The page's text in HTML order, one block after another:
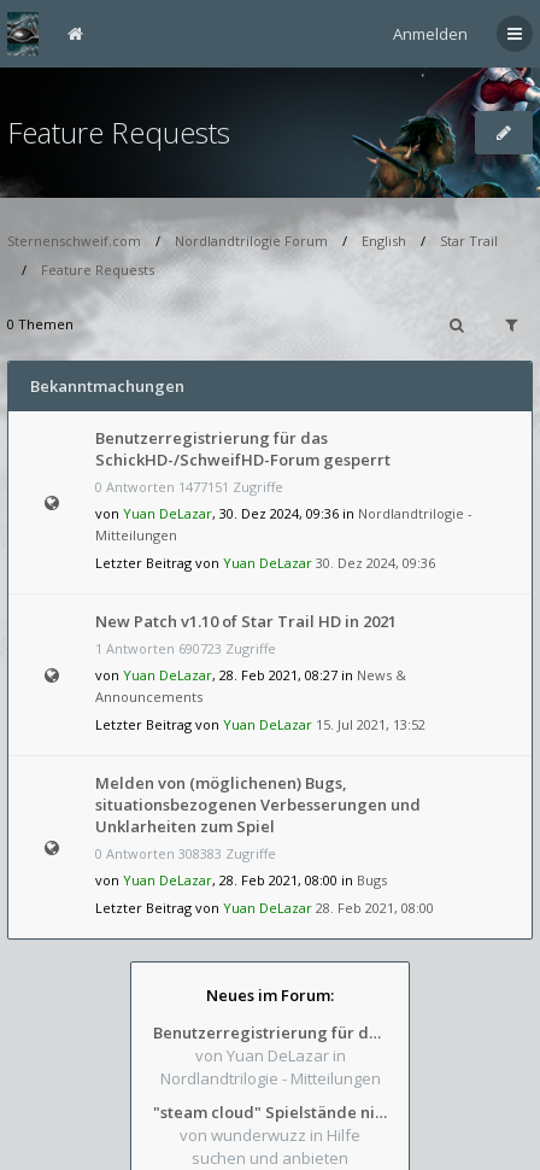
Anmelden
Feature Requests
Sternenschweif.com Nordlandtrilogie Forum English
Star Trail
Feature Requests
0 Themen
Bekanntmachungen
Benutzerregistrierung für das
SchickHD-/SchweifHD-Forum gesperrt
0 Antworten 1477151 Zugriffe
von Yuan DeLazar, 30. Dez 2024, 09:36 in Nordlandtrilogie -
Mitteilungen
Letzter Beitrag von Yuan DeLazar 30. Dez 2024, 09:36
New Patch v1.10 of Star Trail HD in 2021
1 Antworten 690723 Zugriffe
von Yuan DeLazar, 28. Feb 2021, 08:27 in News &
Announcements
Letzter Beitrag von Yuan DeLazar 15. Jul 2021, 13:52
Melden von (möglichenen) Bugs,
situationsbezogenen Verbesserungen und
Unklarheiten zum Spiel
0 Antworten 308383 Zugriffe
von Yuan DeLazar, 28. Feb 2021, 08:00 in Bugs
Letzter Beitrag von Yuan DeLazar 28. Feb 2021, 08:00
Neues im Forum:
Benutzerregistrierung für das SchickHD-/SchweifHD-Forum gesperrt
von Yuan DeLazar in
Nordlandtrilogie - Mitteilungen
"steam cloud" Spielstände nicht verfügbar
von wunderwuzz in Hilfe
suchen und anbieten